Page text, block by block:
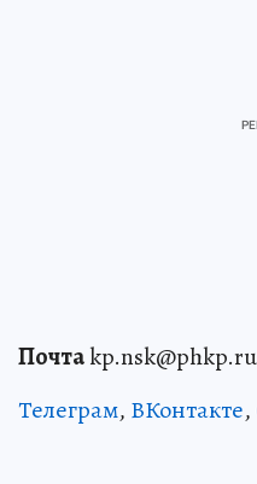
Почтаkp.nsk@phkp.ru
Телеграм, ВКонтакте,